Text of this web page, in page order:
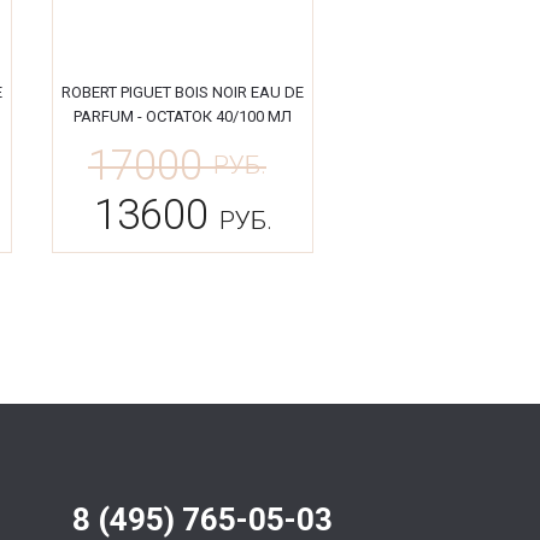
ROBERT PIGUET BOIS NOIR EAU DE
PARFUM - ОСТАТОК 40/100 МЛ
17000РУБ.
13600 РУБ.
8 (495) 765-05-03